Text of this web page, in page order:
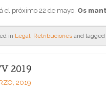
el próximo 22 de mayo. Os
in Legal, Retribuciones and tagged
2019
2019